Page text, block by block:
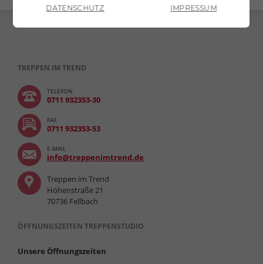
TREPPEN IM TREND
TELEFON
0711 932353-30
FAX
0711 932353-53
E-MAIL
info@treppenimtrend.de
Treppen im Trend
Höhenstraße 21
70736 Fellbach
ÖFFNUNGSZEITEN TREPPENSTUDIO
Unsere Öffnungszeiten
DATENSCHUTZ IMPRESSUM